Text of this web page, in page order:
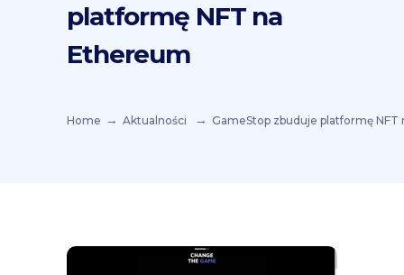
platformę NFT na
Ethereum
Home Aktualności GameStop zbuduje platformę